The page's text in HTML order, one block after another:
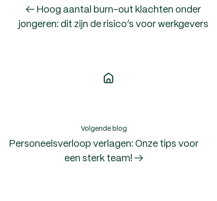
← Hoog aantal burn-out klachten onder
jongeren: dit zijn de risico’s voor werkgevers
Volgende blog
Personeelsverloop verlagen: Onze tips voor
een sterk team! →